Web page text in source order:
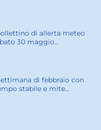
di allerta meteo
30 maggio...
di febbraio con
stabile e mite...